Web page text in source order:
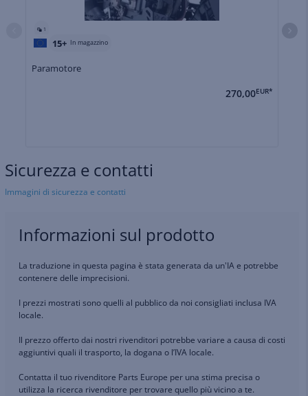
1
15+ In magazzino
Paramotore
270,00EUR*
Sicurezza e contatti
Immagini di sicurezza e contatti
Informazioni sul prodotto
La traduzione in questa pagina è stata generata da un'IA e potrebbe
contenere delle imprecisioni.
I prezzi mostrati sono quelli al pubblico da noi consigliati inclusa IVA
locale.
Il prezzo offerto dai nostri rivenditori potrebbe variare a causa di costi
aggiuntivi quali il trasporto, la dogana o l’IVA locale.
Contatta il tuo rivenditore Parts Europe per una stima precisa o
utilizza la ricerca rivenditore per trovare quello più vicino a te.